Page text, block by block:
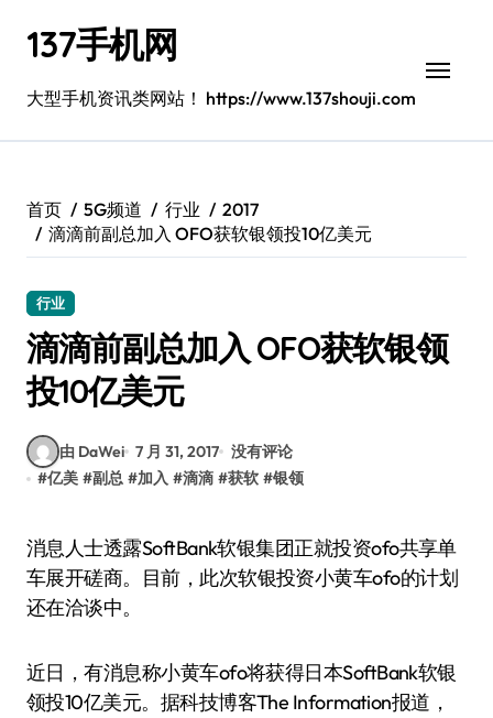
137手机网
大型手机资讯类网站！ https://www.137shouji.com
首页 5G频道 行业
2017
滴滴前副总加入 OFO获软银领投10亿美元
行业
滴滴前副总加入 OFO获软银领
投10亿美元
由 DaWei 7 月 31, 2017 没有评论
#亿美 #副总 #加入 #滴滴 #获软 #银领
消息人士透露SoftBank软银集团正就投资ofo共享单
车展开磋商。目前，此次软银投资小黄车ofo的计划
还在洽谈中。
近日，有消息称小黄车ofo将获得日本SoftBank软银
领投10亿美元。据科技博客The Information报道，